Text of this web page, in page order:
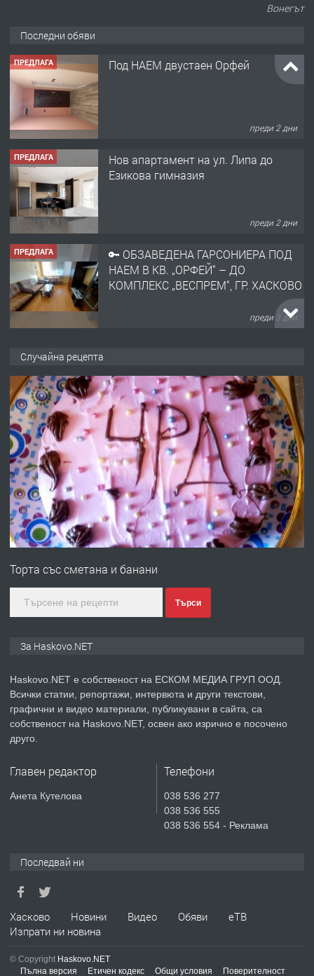
Вонегът
Последни обяви
ПРЕДЛАГА Под НАЕМ двустаен Орфей
преди 2 дни
ПРЕДЛАГА
Нов апартамент на ул. Липа до
Езикова гимназия
преди 2 дни
ПРЕДЛАГА
🔑 ОБЗАВЕДЕНА ГАРСОНИЕРА ПОД
НАЕМ В КВ. „ОРФЕЙ“ – ДО
КОМПЛЕКС „ВЕСПРЕМ“, ГР. ХАСКОВО
преди 3 дни
АПАРТАМЕНТ В ЦЕНТЪРА НА ГР.
ХАСКОВО
преди 4 дни
ПРЕДЛАГА Давам гараж под наем
преди 4 дни
ПРЕДЛАГА
№4120 Магазин/Офис под наем в кв.
градската градина!
преди 5 дни
ПРЕДЛАГА
Продавам парцел в гр. Хасково кв.
СГЛОБЯВАНЕ НА МЕБЕЛИ.
ПРЕДЛАГА
№4119 Едностаен обзаведен
Случайна рецепта
Торта със сметана и банани
Търси
За Haskovo.NET
Haskovo.NET е собственост на ЕСКОМ МЕДИА ГРУП ООД.
Всички статии, репортажи, интервюта и други текстови,
графични и видео материали, публикувани в сайта, са
собственост на Haskovo.NET, освен ако изрично е посочено
друго.
Главен редактор
Анета Кутелова
Телефони
038 536 277
038 536 555
038 536 554 - Реклама
Последвай ни
Хасково Новини Видео Обяви
еТВ
Изпрати ни новина
© Copyright Haskovo.NET
Пълна версия
Етичен кодекс Общи условия Поверителност